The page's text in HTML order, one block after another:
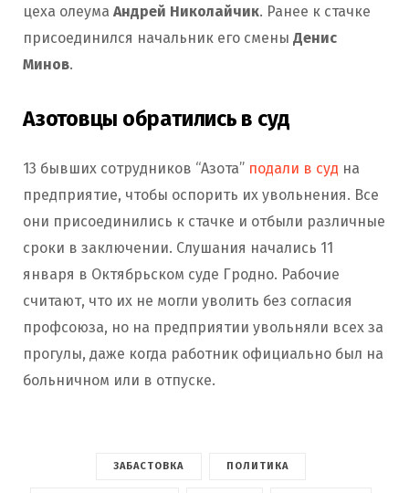
цеха олеума Андрей Николайчик. Ранее к стачке
присоединился начальник его смены Денис
Минов.
Азотовцы обратились в суд
13 бывших сотрудников “Азота” подали в суд на
предприятие, чтобы оспорить их увольнения. Все
они присоединились к стачке и отбыли различные
сроки в заключении. Слушания начались 11
января в Октябрьском суде Гродно. Рабочие
считают, что их не могли уволить без согласия
профсоюза, но на предприятии увольняли всех за
прогулы, даже когда работник официально был на
больничном или в отпуске.
ЗАБАСТОВКА ПОЛИТИКА